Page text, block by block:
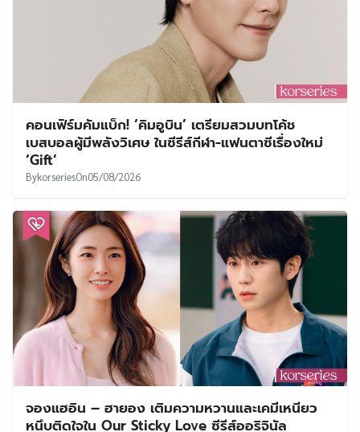
คอนเฟิร์มคัมแบ็ก! ‘คิมอูบิน’ เตรียมสวมบทโค้ช
เบสบอลผู้มีพลังวิเศษ ในซีรีส์กีฬา-แฟนตาซีเรื่องใหม่
‘Gift’
BykorseriesOn05/08/2026
จองแฮอิน – ฮายอง เติมความหวานและเคมีเหนียว
หนึบติดใจใน Our Sticky Love ซีรีส์ออริจินัล